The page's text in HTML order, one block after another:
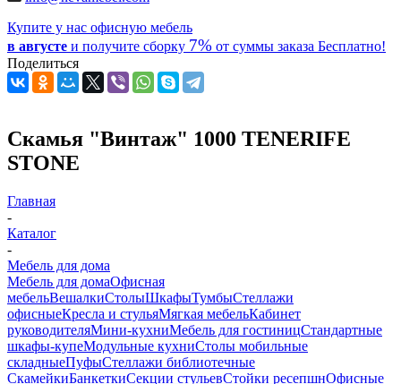
Купите у нас офисную мебель
в августе и получите сборку 7% от суммы заказа Бесплатно!
Поделиться
Скамья "Винтаж" 1000 TENERIFE
STONE
Главная
-
Каталог
-
Мебель для дома
Мебель для домаОфисная
мебельВешалкиСтолыШкафыТумбыСтеллажи
офисныеКресла и стульяМягкая мебельКабинет
руководителяМини-кухниМебель для гостиницСтандартные
шкафы-купеМодульные кухниСтолы мобильные
складныеПуфыСтеллажи библиотечные
СкамейкиБанкеткиСекции стульевСтойки ресепшнОфисные